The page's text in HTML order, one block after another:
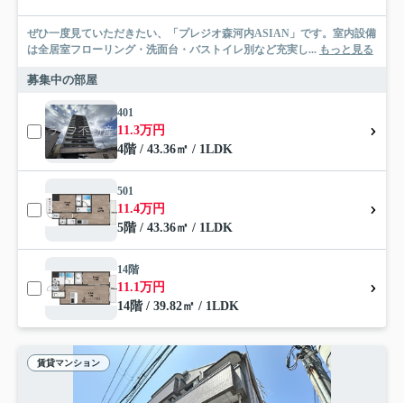
ぜひ一度見ていただきたい、「プレジオ森河内ASIAN」です。室内設備
は全居室フローリング・洗面台・バストイレ別など充実し... もっと見る
募集中の部屋
401
11.3万円
4階 / 43.36㎡ / 1LDK
501
11.4万円
5階 / 43.36㎡ / 1LDK
14階
11.1万円
14階 / 39.82㎡ / 1LDK
賃貸マンション